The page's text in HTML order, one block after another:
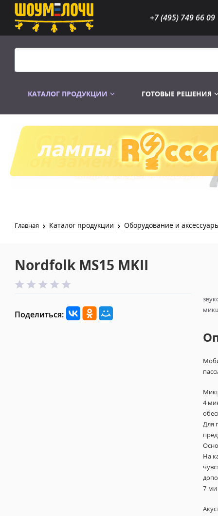
+7 (495) 749 66 09
КАТАЛОГ ПРОДУКЦИИ
Распродажа Лампы
ГОТОВЫЕ РЕШЕНИЯ
Главная Каталог продукции Оборудование и
Nordfolk MS15 MKII
Поделиться:
4
Для
На
7-ми